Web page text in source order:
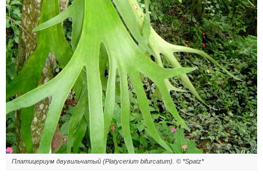
Платицериум двувильчатый (Platycerium bifurcatum). © *Spatz*